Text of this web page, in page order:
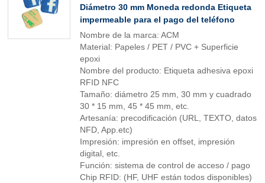
Diámetro 30 mm Moneda redonda Etiqueta
impermeable para el pago del teléfono
Nombre de la marca: ACM
Material: Papeles / PET / PVC + Superficie
epoxi
Nombre del producto: Etiqueta adhesiva epoxi
RFID NFC
Tamaño: diámetro 25 mm, 30 mm y cuadrado
30 * 15 mm, 45 * 45 mm, etc.
Artesanía: precodificación (URL, TEXTO, datos
NFD, App.etc)
Impresión: impresión en offset, impresión
digital, etc.
Función: sistema de control de acceso / pago
Chip RFID: (HF, UHF están todos disponibles)